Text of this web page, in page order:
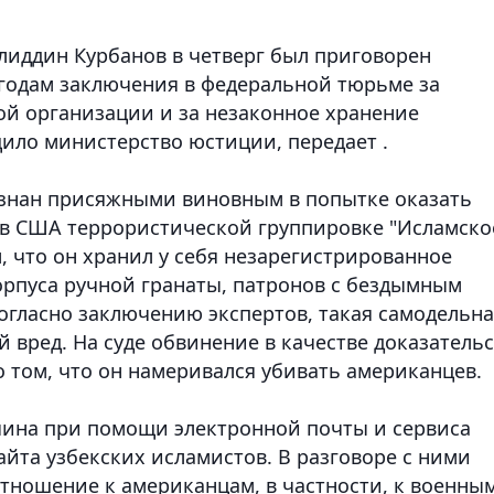
Курбанов в четверг был приговорен
заключения в федеральной тюрьме за
организации и за незаконное хранение
министерство юстиции, передает .
присяжными виновным в попытке оказать
террористической группировке
он хранил у себя незарегистрированное
ручной гранаты, патронов с бездымным
заключению экспертов, такая
На суде обвинение в качестве
что он намеривался убивать американцев.
при помощи электронной почты и сервиса
узбекских исламистов. В разговоре с ними
к американцам, в частности, к